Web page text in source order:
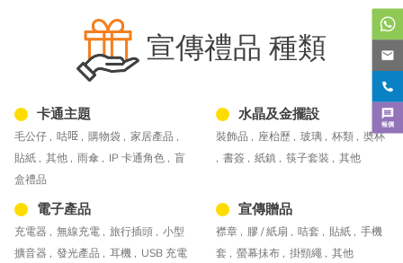
報價
宣傳禮品 種類
卡通主題
毛公仔 , 咕𠱸 , 購物袋 , 家居產品 ,
貼紙 , 其他 , 雨傘 , IP 卡通角色 , 盲
盒禮品
水晶及金擺設
裝飾品 , 座枱歷 , 玻璃 , 杯類 , 奬杯
, 書簽 , 紙鎮 , 筷子套裝 , 其他
電子產品
充電器 , 無線充電 , 旅行插頭 , 小型
擴音器 , 發光產品 , 耳機 , USB 充電
宣傳贈品
襟章 , 膠 / 紙扇 , 咭套 , 貼紙 , 手機
套 , 螢幕抺布 , 掛頸繩 , 其他